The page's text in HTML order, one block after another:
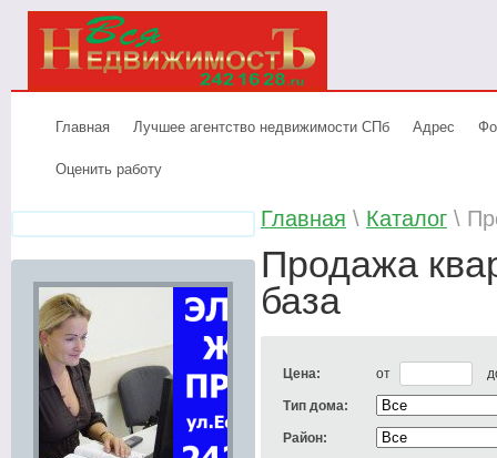
Главная Лучшее агентство недвижимости СПб Адрес
Оценить работу
Главная \ Каталог \
Продажа
база
Цена: от
Тип дома:
Район: